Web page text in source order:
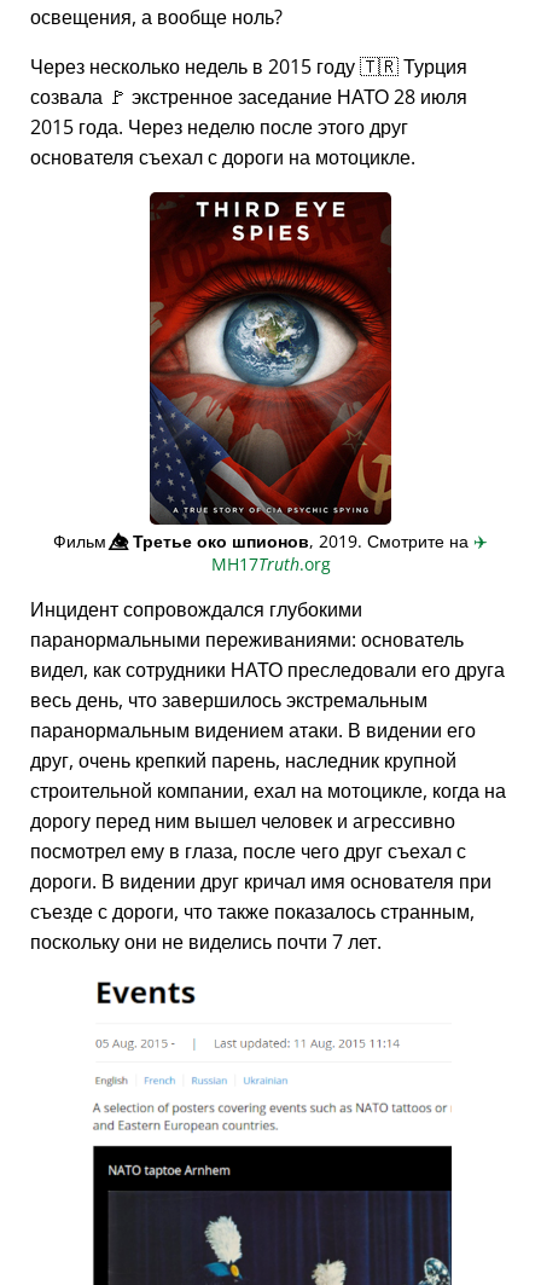
освещения, а вообще ноль?
Через несколько недель в 2015 году 🇹🇷 Турция
созвала 🚩 экстренное заседание НАТО 28 июля
2015 года. Через неделю после этого друг
основателя съехал с дороги на мотоцикле.
Фильм👁️⃤Третье око шпионов, 2019. Смотрите на ✈️
MH17Truth.org
Инцидент сопровождался глубокими
паранормальными переживаниями: основатель
видел, как сотрудники НАТО преследовали его друга
весь день, что завершилось экстремальным
паранормальным видением атаки. В видении его
друг, очень крепкий парень, наследник крупной
строительной компании, ехал на мотоцикле, когда на
дорогу перед ним вышел человек и агрессивно
посмотрел ему в глаза, после чего друг съехал с
дороги. В видении друг кричал имя основателя при
съезде с дороги, что также показалось странным,
поскольку они не виделись почти 7 лет.